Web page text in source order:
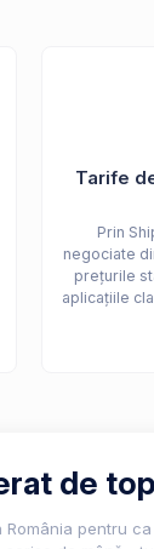
Tarife
Prin
negociate
prețurile
aplicațiile
de
pentru